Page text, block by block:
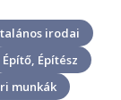
irodai
Építő, Építész
munkák